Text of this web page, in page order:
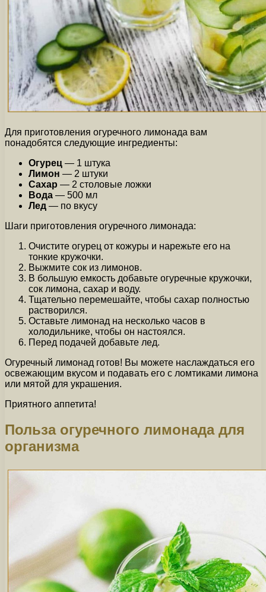
Для приготовления огуречного лимонада вам
понадобятся следующие ингредиенты:
Огурец — 1 штука
Лимон — 2 штуки
Сахар — 2 столовые ложки
Вода — 500 мл
Лед — по вкусу
Шаги приготовления огуречного лимонада:
Очистите огурец от кожуры и нарежьте его на
тонкие кружочки.
Выжмите сок из лимонов.
В большую емкость добавьте огуречные кружочки,
сок лимона, сахар и воду.
Тщательно перемешайте, чтобы сахар полностью
растворился.
Оставьте лимонад на несколько часов в
холодильнике, чтобы он настоялся.
Перед подачей добавьте лед.
Огуречный лимонад готов! Вы можете наслаждаться его
освежающим вкусом и подавать его с ломтиками лимона
или мятой для украшения.
Приятного аппетита!
Польза огуречного лимонада для
организма